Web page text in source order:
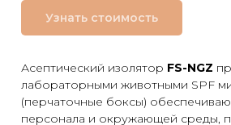
Узнать стоимость
Асептический изолятор FS-NGZ
лабораторными животными SPF
(перчаточные боксы)
персонала и окружающей среды,